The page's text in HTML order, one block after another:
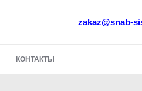
zakaz@snab-
КОНТАКТЫ